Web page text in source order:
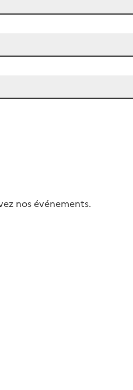
nos événements.